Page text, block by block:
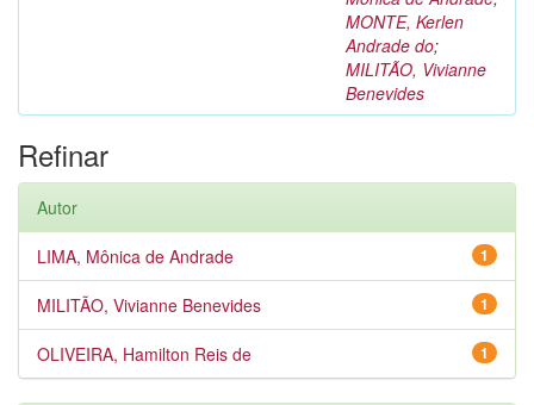
MONTE, Kerlen
Andrade do;
MILITÃO, Vivianne
Benevides
Refinar
Autor
1
LIMA, Mônica de Andrade
1
MILITÃO, Vivianne Benevides
1
OLIVEIRA, Hamilton Reis de